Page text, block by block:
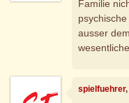
Familie
ausser
spielfuehrer